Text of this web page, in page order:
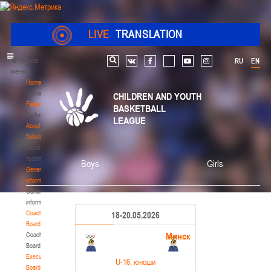
LIVE TRANSLATION
Главное
меню
Home
Home
Federation
Federation
About
federation
About
federation
General
information
General
information
Coaching
Board
Coaching
Board
Executive
Board
RU EN
Search vk facebook youtube instagram
CHILDREN AND YOUTH
BASKETBALL
LEAGUE
Boys Girls
18-20.05.2026
Минск
U-16 , юноши